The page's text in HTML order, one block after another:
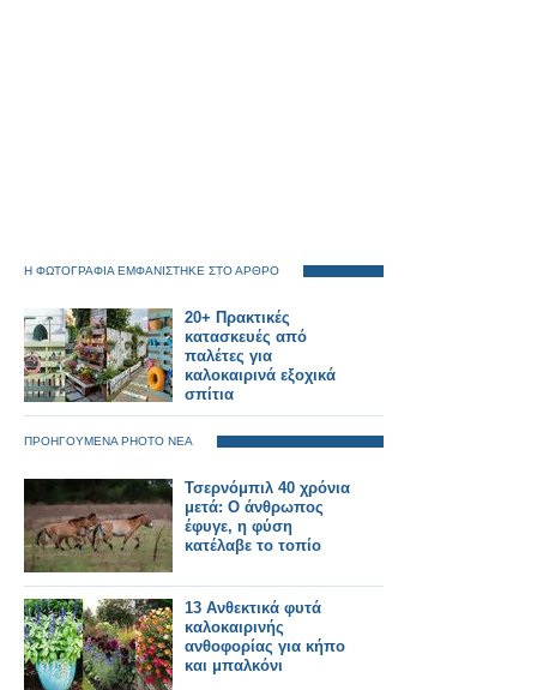
Η ΦΩΤΟΓΡΑΦΙΑ ΕΜΦΑΝΙΣΤΗΚΕ ΣΤΟ ΑΡΘΡΟ
20+ Πρακτικές
κατασκευές από
παλέτες για
καλοκαιρινά εξοχικά
σπίτια
ΠΡΟΗΓΟΥΜΕΝΑ PHOTO ΝΕΑ
Τσερνόμπιλ 40 χρόνια
μετά: Ο άνθρωπος
έφυγε, η φύση
κατέλαβε το τοπίο
13 Ανθεκτικά φυτά
καλοκαιρινής
ανθοφορίας για κήπο
και μπαλκόνι